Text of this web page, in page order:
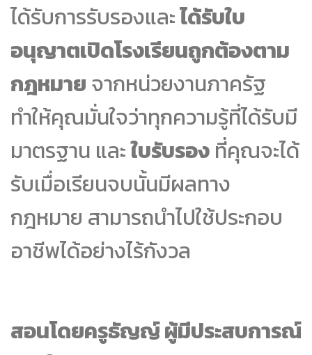
ได้รับการรับรองและได้รับใบ
อนุญาตเปิดโรงเรียนถูกต้องตาม
กฎหมาย จากหน่วยงานภาครัฐ
ทำให้คุณมั่นใจว่าทุกความรู้ที่ได้รับมี
มาตรฐาน และใบรับรอง ที่คุณจะได้
รับเมื่อเรียนจบนั้นมีผลทาง
กฎหมาย สามารถนำไปใช้ประกอบ
อาชีพได้อย่างไร้กังวล
สอนโดยครูธัญญ์ ผู้มีประสบการณ์